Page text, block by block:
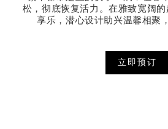
松，彻底恢复活力。在雅致宽阔
享乐，潜心设计助兴温馨相聚
立即预订